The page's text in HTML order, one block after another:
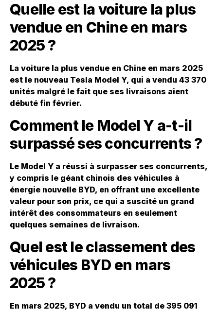
Quelle est la voiture la plus
vendue en Chine en mars
2025 ?
La voiture la plus vendue en Chine en mars 2025
est le nouveau Tesla Model Y, qui a vendu 43 370
unités malgré le fait que ses livraisons aient
débuté fin février.
Comment le Model Y a-t-il
surpassé ses concurrents ?
Le Model Y a réussi à surpasser ses concurrents,
y compris le géant chinois des véhicules à
énergie nouvelle BYD, en offrant une excellente
valeur pour son prix, ce qui a suscité un grand
intérêt des consommateurs en seulement
quelques semaines de livraison.
Quel est le classement des
véhicules BYD en mars
2025 ?
En mars 2025, BYD a vendu un total de 395 091